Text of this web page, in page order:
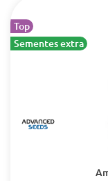
Top
Sementes extra